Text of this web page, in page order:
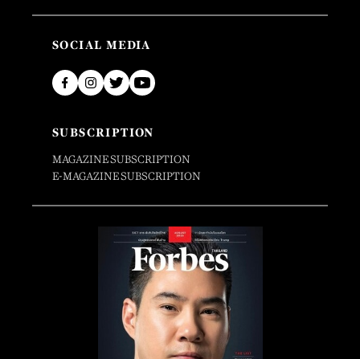
SOCIAL MEDIA
SUBSCRIPTION
MAGAZINE SUBSCRIPTION
E-MAGAZINE SUBSCRIPTION